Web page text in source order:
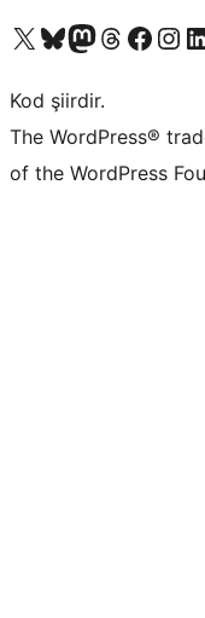
X (eski Twitter) hesabımıza bakın
Bluesky hesabımızı ziyaret edinMastodon hesabımızı ziyaret edinThreads hesabımızı ziyaret edinFacebook sayfamızı ziyaret edin
Instagram hesabımızı
Kod şiirdir.
The WordPress®
of the WordPress